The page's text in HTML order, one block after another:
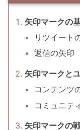
矢印マークの
リツイート
返信の矢印
矢印マークと
コンテンツ
コミュニテ
矢印マークの